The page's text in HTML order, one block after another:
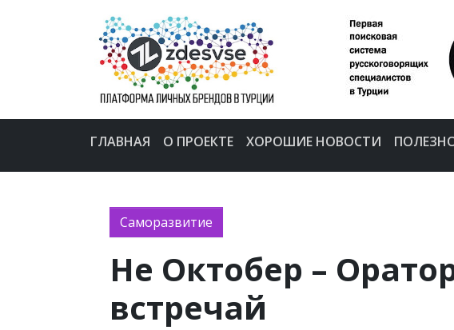
ГЛАВНАЯ О ПРОЕКТЕ ХОРОШИЕ НОВОСТИ
Саморазвитие
Не Октобер –
встречай